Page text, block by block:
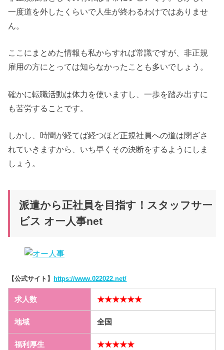
一度道を外したくらいで人生が終わるわけではありませ
ん。
ここにまとめた情報も私からすれば常識ですが、非正規
雇用の方にとっては知らなかったことも多いでしょう。
確かに転職活動は体力を使いますし、一歩を踏み出すに
も苦労することです。
しかし、時間が経てば経つほど正規社員への道は閉ざさ
れていきますから、いち早くその決断をするようにしま
しょう。
派遣から正社員を目指す！スタッフサー
ビス オー人事net
【公式サイト】 https://www.022022.net/
求人数 ★★★★★★
地域 全国
福利厚生 ★★★★★